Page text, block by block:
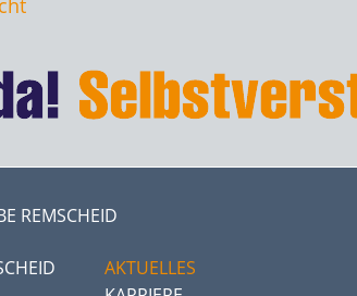
REMSCHEID
AKTUELLES